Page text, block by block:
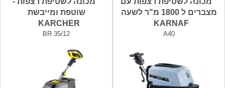
מצברים ל 1800 מ"ר לשעה
KARNAF
A40
שוטפת ומייבשת
KARCHER
BR 35/12